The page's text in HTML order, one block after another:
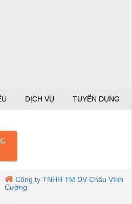
DỊCH VỤ TUYỂN DỤNG
Công ty TNHH TM DV Châu Vĩnh
Cường